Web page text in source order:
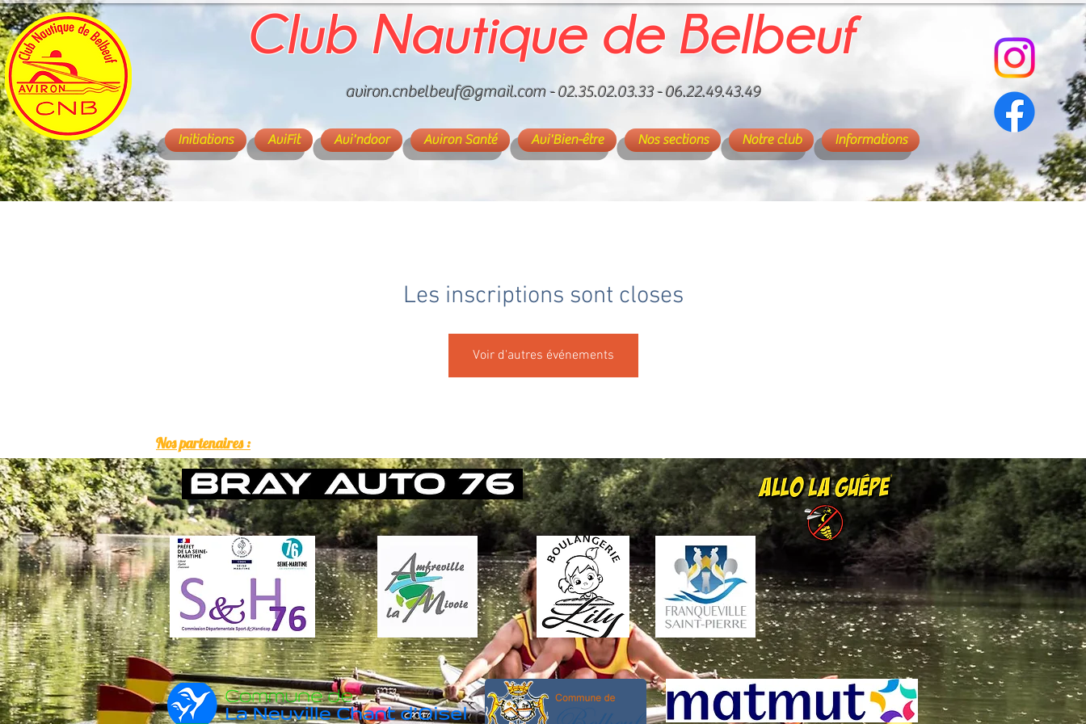
Club Nautique de Belbeuf
aviron.cnbelbeuf@gmail.com- 02.35.02.03.33 - 06.22.49.43.49
Initiations AviFit Avi'ndoor Aviron Santé Avi'Bien-être Nos sections Notre club Informations
Les inscriptions sont closes
Voir d'autres événements
Nos partenaires :